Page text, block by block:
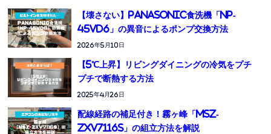
【壊さない】Panasonic食洗機「NP-
45VD6」の異音によるポンプ交換方法
2026年5月10日
【5℃上昇】リビングダイニングの冷気をプチ
プチで断熱する方法
2025年4月26日
配線経路の補足付き！霧ヶ峰「MSZ-
ZXV7116S」の組立方法を解説